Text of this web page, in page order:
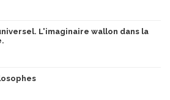
L'imaginaire wallon dans la